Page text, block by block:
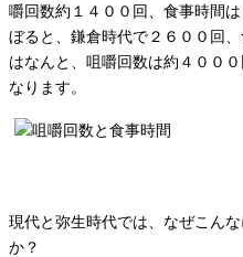
嚼回数約１４００回、食事時間
ぼると、鎌倉時代で２６００回
はなんと、咀嚼回数は約４００
なります。
現代と弥生時代では、なぜこん
か？